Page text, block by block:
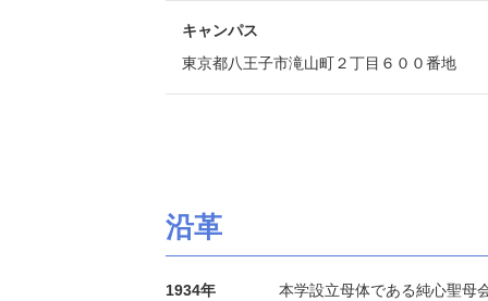
キャンパス
東京都八王子市滝山町２丁目６００番地
沿革
1934年
本学設立母体である純心聖母